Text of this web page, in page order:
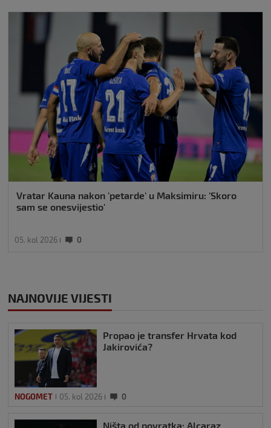
Vratar Kauna nakon 'petarde' u Maksimiru: 'Skoro
sam se onesvijestio'
05. kol 2026 0
NAJNOVIJE VIJESTI
Propao je transfer Hrvata kod
Jakirovića?
NOGOMET 05. kol 2026 0
Ništa od povratka: Alcaraz